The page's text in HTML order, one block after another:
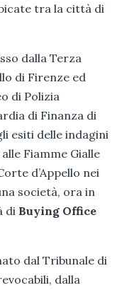
tra la città di
dalla Terza
di Firenze ed
di Polizia
di Finanza di
esiti delle indagini
Fiamme Gialle
d’Appello nei
società, ora in
di Buying Office
dal Tribunale di
dalla